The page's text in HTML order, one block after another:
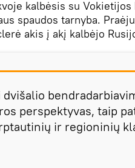
kalbėsis su Vokietijos
spaudos tarnyba.
akis į akį kalbėjo
perspektyvas, taip
ir regioninių